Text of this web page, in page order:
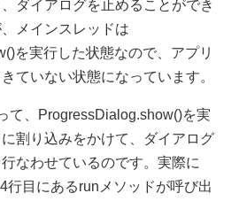
ダイアログを止めることができ
メインスレッドは
を実行した状態なので、アプリ
ていない状態になっています。
、ProgressDialog.show()を実
割り込みをかけて、ダイアログ
なわせているのです。実際に
行目にあるrunメソッドが呼び出